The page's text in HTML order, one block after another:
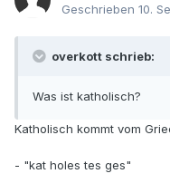
Geschrieben 10.
overkott schrieb:
Was ist katholisch?
Katholisch kommt vom
- "kat holes tes ges"